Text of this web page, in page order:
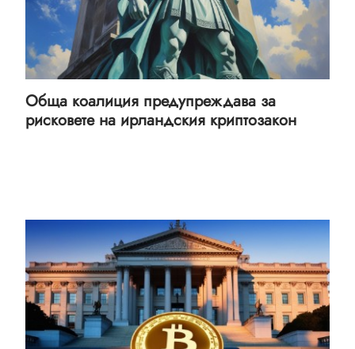
Обща коалиция предупреждава за
рисковете на ирландския криптозакон